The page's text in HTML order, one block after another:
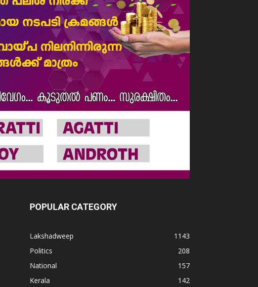
POPULAR CATEGORY
Lakshadweep
1143
Politics
208
National
157
Kerala
142